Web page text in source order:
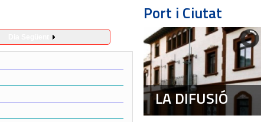
Port i Ciutat
LA DIFUSIÓ